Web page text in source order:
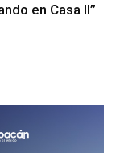
en Casa II”